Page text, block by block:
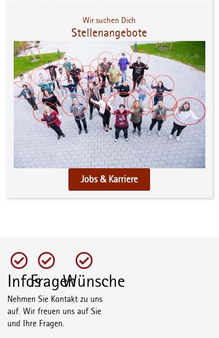
Wir suchen Dich
Stellenangebote
Jobs & Karriere
InfosFragenWünsche
Nehmen Sie Kontakt zu uns
auf. Wir freuen uns auf Sie
und Ihre Fragen.